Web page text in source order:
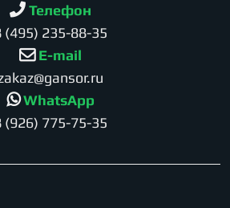
Телефон
(495) 235-88-35
E-mail
WhatsApp
(926) 775-75-35